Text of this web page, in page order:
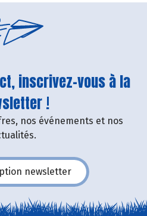
inscrivez-vous à la
!
nos événements et nos
newsletter